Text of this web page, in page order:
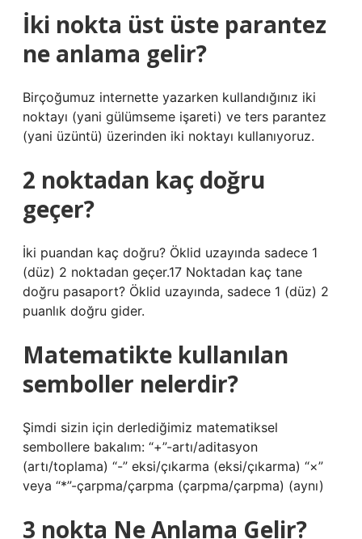
İki nokta üst üste parantez
ne anlama gelir?
Birçoğumuz internette yazarken kullandığınız iki
noktayı (yani gülümseme işareti) ve ters parantez
(yani üzüntü) üzerinden iki noktayı kullanıyoruz.
2 noktadan kaç doğru
geçer?
İki puandan kaç doğru? Öklid uzayında sadece 1
(düz) 2 noktadan geçer.17 Noktadan kaç tane
doğru pasaport? Öklid uzayında, sadece 1 (düz) 2
puanlık doğru gider.
Matematikte kullanılan
semboller nelerdir?
Şimdi sizin için derlediğimiz matematiksel
sembollere bakalım: “+”-artı/aditasyon
(artı/toplama) “-” eksi/çıkarma (eksi/çıkarma) “×”
veya “*”-çarpma/çarpma (çarpma/çarpma) (aynı)
3 nokta Ne Anlama Gelir?